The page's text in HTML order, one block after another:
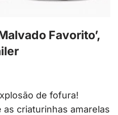
Favorito’,
de fofura!
as criaturinhas amarelas